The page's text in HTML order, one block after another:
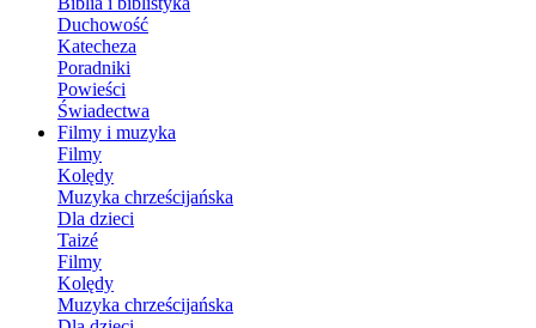
Duchowość
Katecheza
Poradniki
Powieści
Świadectwa
Filmy i muzyka
Filmy
Kolędy
Muzyka chrześcijańska
Dla dzieci
Taizé
Filmy
Kolędy
Muzyka chrześcijańska